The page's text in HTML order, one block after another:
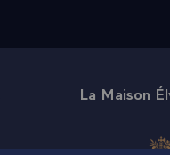
La Maison